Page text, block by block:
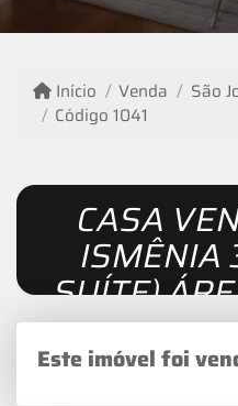
Início Venda São
Código 1041
CASA
ISMÊNIA
Este imóvel foi